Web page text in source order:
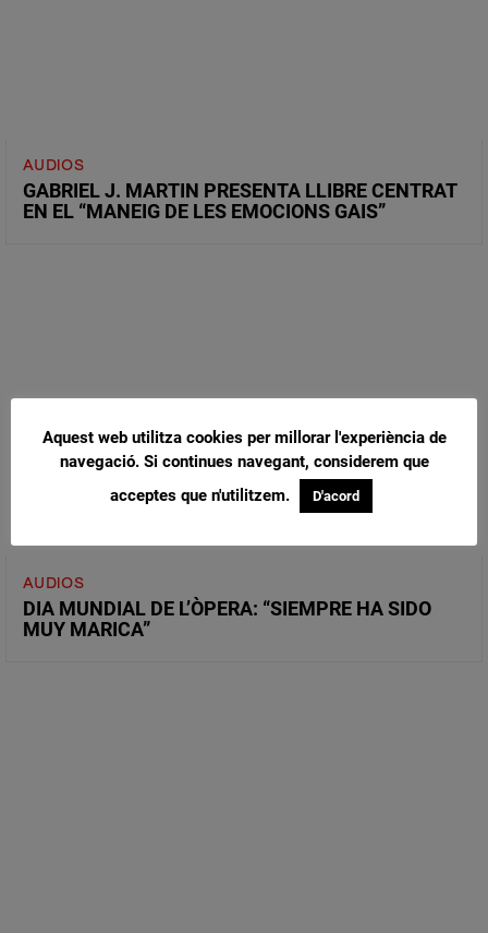
AUDIOS
GABRIEL J. MARTIN PRESENTA LLIBRE CENTRAT
EN EL “MANEIG DE LES EMOCIONS GAIS”
AUDIOS
DIA MUNDIAL DE L’ÒPERA: “SIEMPRE HA SIDO
MUY MARICA”
Aquest web utilitza cookies per millorar l'experiència de
navegació. Si continues navegant, considerem que
acceptes que n'utilitzem.
D'acord